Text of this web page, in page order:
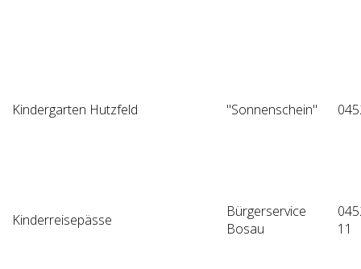
Kindergarten Hutzfeld "Sonnenschein"
Kinderreisepässe
Bürgerservice
Bosau
11